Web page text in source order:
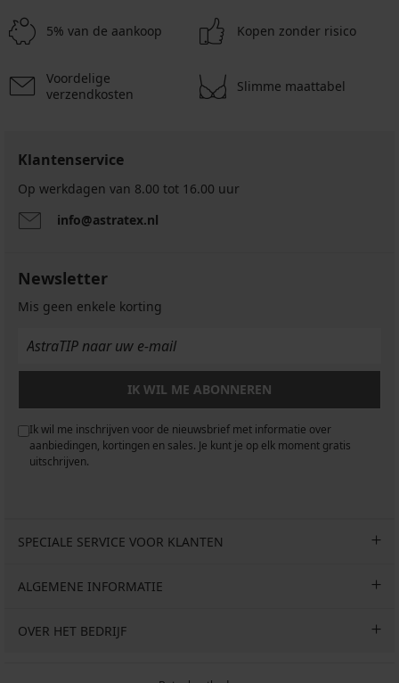
5% van de aankoop Kopen zonder risico
Voordelige
verzendkosten
Slimme maattabel
Klantenservice
Op werkdagen van 8.00 tot 16.00 uur
info@astratex.nl
Newsletter
Mis geen enkele korting
IK WIL ME ABONNEREN
Ik wil me inschrijven voor de nieuwsbrief met informatie over
aanbiedingen, kortingen en sales. Je kunt je op elk moment gratis
uitschrijven.
SPECIALE SERVICE VOOR KLANTEN
ALGEMENE INFORMATIE
OVER HET BEDRIJF